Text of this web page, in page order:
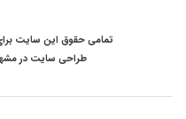
تمامی حقوق این سایت
طراحی سایت در